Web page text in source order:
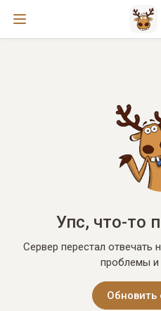
Упс, что-то
Сервер перестал
проблемы и
Обновить